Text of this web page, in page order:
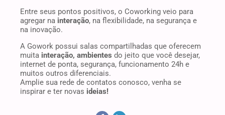
Entre seus pontos positivos, o Coworking veio para
agregar na interação, na flexibilidade, na segurança e
na inovação.
A Gowork possui salas compartilhadas que oferecem
muita interação, ambientes do jeito que você desejar,
internet de ponta, segurança, funcionamento 24h e
muitos outros diferenciais.
Amplie sua rede de contatos conosco, venha se
inspirar e ter novas ideias!